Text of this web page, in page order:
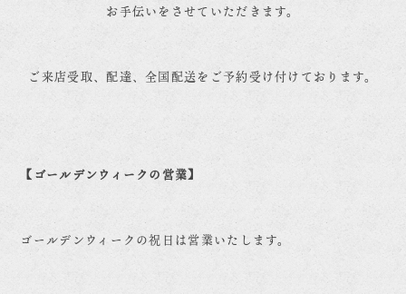
お手伝いをさせていただきます。
ご来店受取、配達、全国配送をご予約受け付けております。
【ゴールデンウィークの営業】
ゴールデンウィークの祝日は営業いたします。